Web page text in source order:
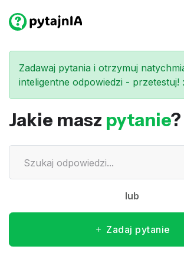
Zadawaj pytania i otrzymuj
inteligentne odpowiedzi - przetestuj!
Jakie masz pytanie?
lub
Zadaj pytanie